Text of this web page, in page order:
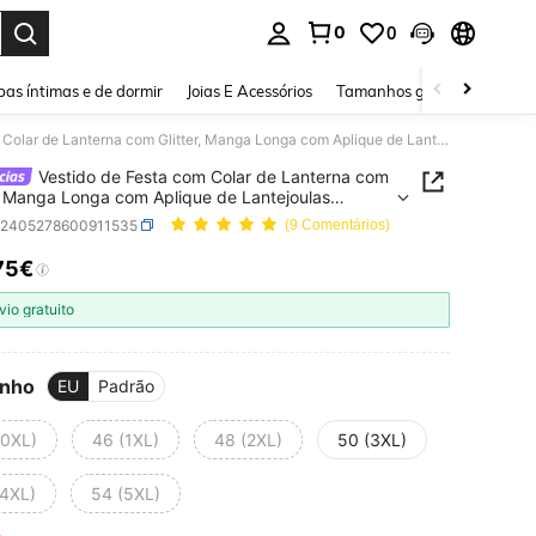
0 0
íntimas e de dormir Joias E Acessórios Tamanhos grandes
Vestido de Festa com Colar de Lanterna com Glitter, Manga Longa com Aplique de Lantejoulas Patchwork
Vestido de Festa com Colar de Lanterna com
Longa com Aplique de Lantejoulas
(9 Comentários)
AND AVAILABILITY
gratuito
EU Padrão
46 (1XL) 48 (2XL) 50 (3XL)
54 (5XL)